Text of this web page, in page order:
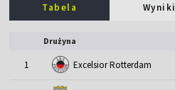
Tabela Wyniki
Drużyna
1 Excelsior Rotterdam